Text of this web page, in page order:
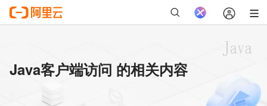
Java客户端访问 的相关内容